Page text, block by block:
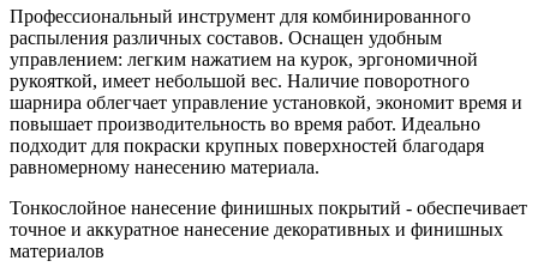
Профессиональный инструмент для комбинированного
распыления различных составов. Оснащен удобным
управлением: легким нажатием на курок, эргономичной
рукояткой, имеет небольшой вес. Наличие поворотного
шарнира облегчает управление установкой, экономит время и
повышает производительность во время работ. Идеально
подходит для покраски крупных поверхностей благодаря
равномерному нанесению материала.
Тонкослойное нанесение финишных покрытий - обеспечивает
точное и аккуратное нанесение декоративных и финишных
материалов